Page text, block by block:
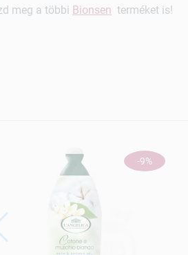
meg a többi Bionsen terméket is!
-9%